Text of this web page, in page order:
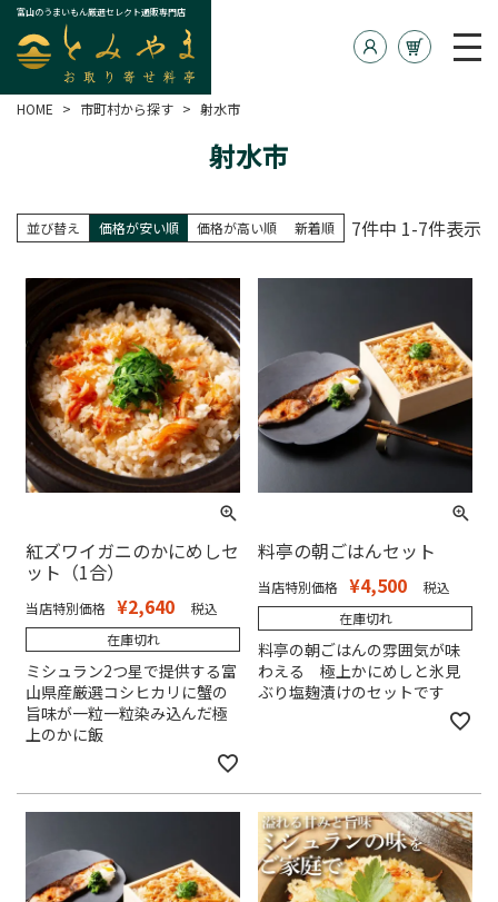
富山のうまいもん厳選セレクト通販専門店
HOME 市町村から探す 射水市
射水市
並び替え 価格が安い順 価格が高い順 新着順 7件中 1-7件表示
紅ズワイガニのかにめしセ
ット（1合）
当店特別価格 ¥2,640
税込
在庫切れ
ミシュラン2つ星で提供する富
山県産厳選コシヒカリに蟹の
旨味が一粒一粒染み込んだ極
上のかに飯
料亭の朝ごはんセット
当店特別価格 ¥4,500
税込
在庫切れ
料亭の朝ごはんの雰囲気が味
わえる 極上かにめしと氷見
ぶり塩麹漬けのセットです